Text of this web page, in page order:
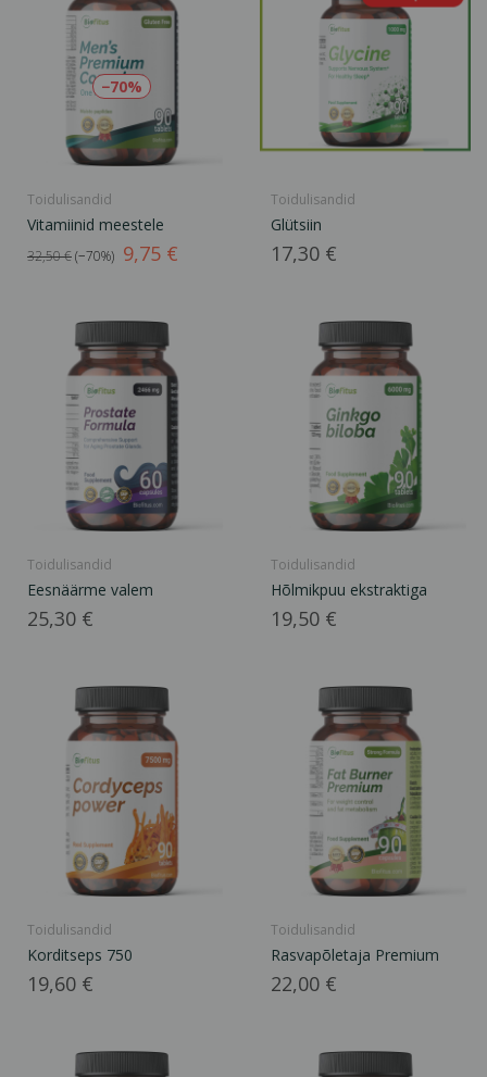
−70%
Toidulisandid
Vitamiinid meestele
Tavahind
32,50 € −70% Hind
9,75 €
Toidulisandid
Glütsiin
Hind
17,30 €
Toidulisandid
Eesnäärme valem
Hind
25,30 €
Toidulisandid
Hõlmikpuu ekstraktiga
Hind
19,50 €
Toidulisandid
Korditseps 750
Hind
19,60 €
Toidulisandid
Rasvapõletaja Premium
Hind
22,00 €